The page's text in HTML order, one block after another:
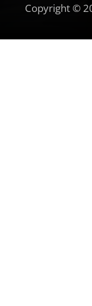
Copyright ©